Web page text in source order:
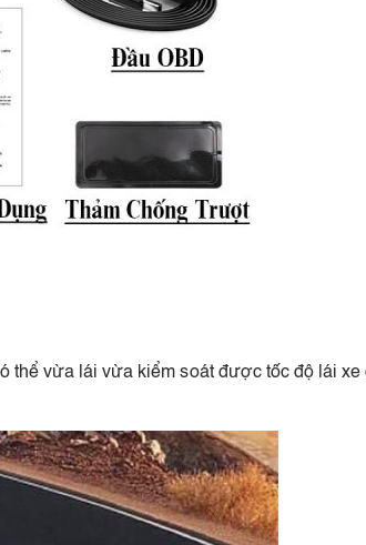
thể vừa lái vừa kiểm soát được tốc độ lái